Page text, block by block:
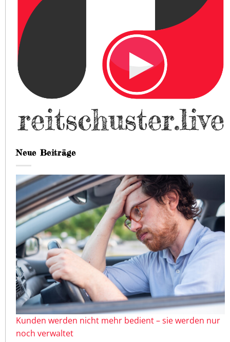
Neue Beiträge
Kunden werden nicht mehr bedient – sie werden nur
noch verwaltet